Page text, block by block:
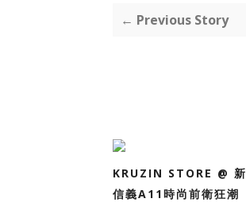
← Previous Story
KRUZIN STORE @
信義A11時尚前衛狂潮